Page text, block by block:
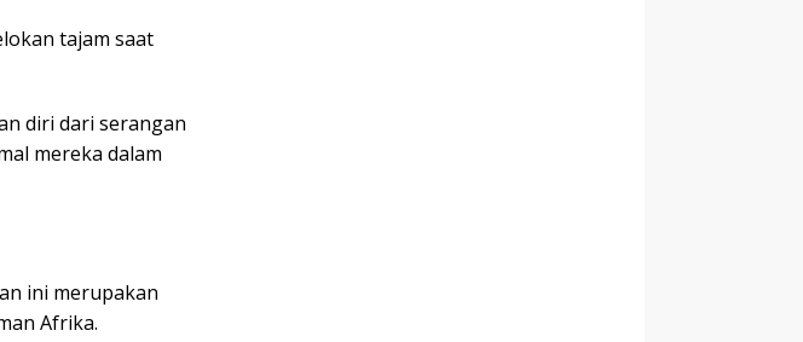
tajam saat
diri dari serangan
mereka dalam
ini merupakan
Afrika.